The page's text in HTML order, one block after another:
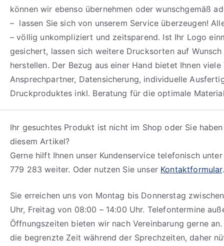
können wir ebenso übernehmen oder wunschgemäß
– lassen Sie sich von unserem Service überzeugen!
– völlig unkompliziert und zeitsparend. Ist Ihr Logo
gesichert, lassen sich weitere Drucksorten auf
herstellen. Der Bezug aus einer Hand bietet Ihnen
Ansprechpartner, Datensicherung, individuelle
Druckproduktes inkl. Beratung für die optimale
Ihr gesuchtes Produkt ist nicht im Shop oder Sie
diesem Artikel?
Gerne hilft Ihnen unser Kundenservice telefonisch
779 283 weiter. Oder nutzen Sie unser Kontaktformular.
Sie erreichen uns von Montag bis Donnerstag
Uhr, Freitag von 08:00 – 14:00 Uhr. Telefontermine
Öffnungszeiten bieten wir nach Vereinbarung gerne
die begrenzte Zeit während der Sprechzeiten, daher